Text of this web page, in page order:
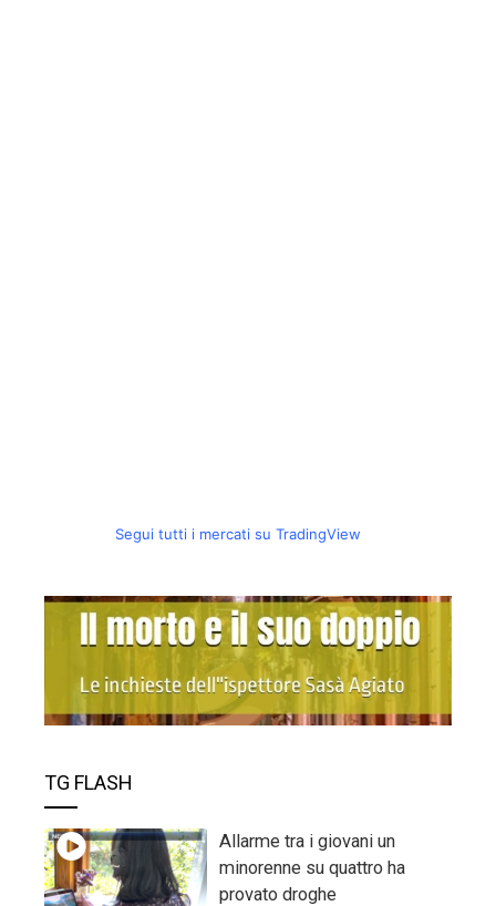
Segui tutti i mercati su TradingView
TG FLASH
Allarme tra i giovani un
minorenne su quattro ha
provato droghe